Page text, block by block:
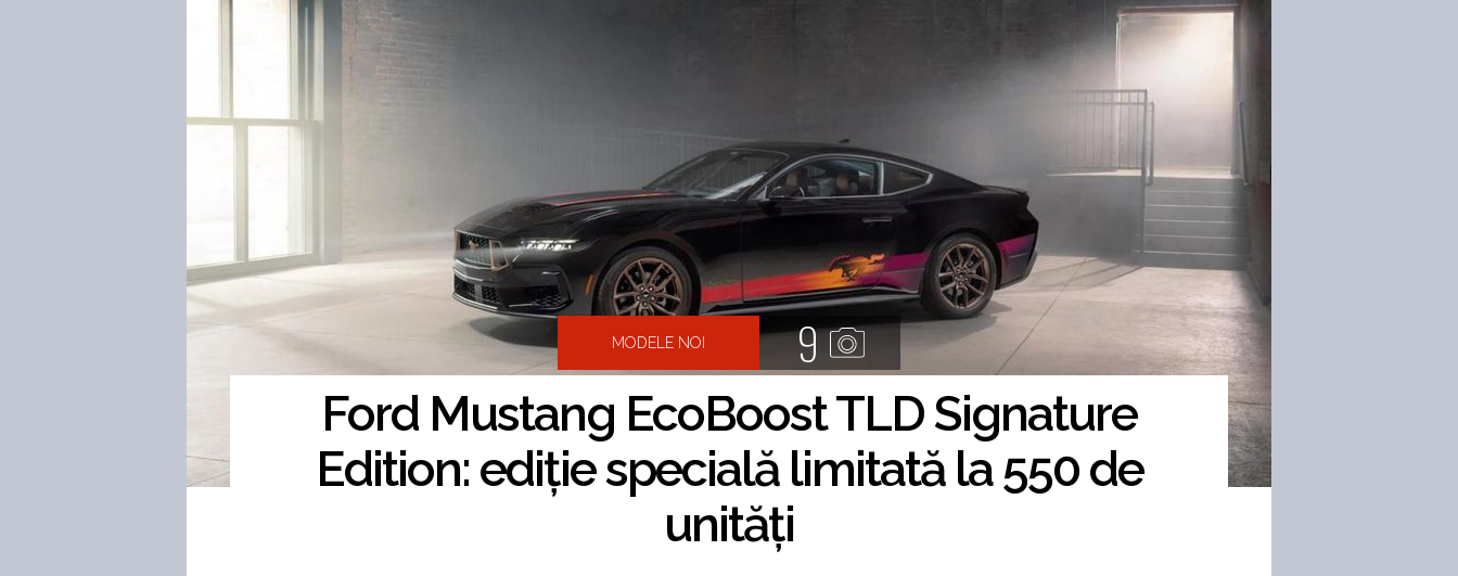
MODELE NOI 9
Ford Mustang EcoBoost TLD Signature
Edition: ediție specială limitată la 550 de
unități